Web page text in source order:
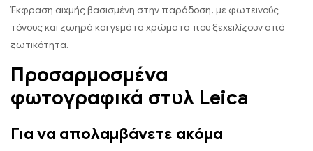
Έκφραση αιχμής βασισμένη στην παράδοση, με φωτεινούς
τόνους και ζωηρά και γεμάτα χρώματα που ξεχειλίζουν από
ζωτικότητα.
Προσαρμοσμένα
φωτογραφικά στυλ Leica
Για να απολαμβάνετε ακόμα